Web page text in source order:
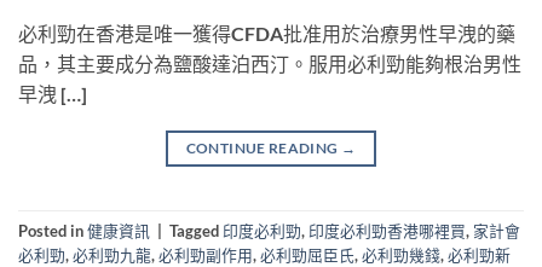
必利勁在香港是唯一獲得CFDA批准用於治療男性早洩的藥
品，其主要成分為鹽酸達泊西汀。服用必利勁能夠根治男性
早洩 […]
CONTINUE READING →
Posted in健康資訊 Tagged 印度必利勁, 印度必利勁香港哪裡買, 家計會
必利勁,必利勁九龍,必利勁副作用,必利勁屈臣氏,必利勁幾錢,必利勁新